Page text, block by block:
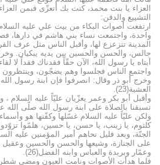
العزاء يا بنت محمد، كنت بك أتعزّى فبمن العزاء
التشييع والدفن:
ارتفعت أصوات البكاء من بيت علي عليه
واحدة، واجتمعت نساء بني هاشم في دارها،
المدينة تتزعزع لها، وأقبل الناس مثل عرف
جالس، والحسن والحسين بين يديه يبكيان.
أبتاه يا رسول الله، الآن حقّاً فقدناك فقداً لا لقاء
واجتمع الناس فجلسوا وهم يضجّون، وينتظرون
وخرج أبو ذر وقال: انصرفوا فإن ابنة رسول
العشية(23).
وأقبل أبو بكر وعمر يعزّيان عليّاً عليه السلام ،
تسبقنا بالصلاة على ابنة رسول الله صلّى الله عليه
ولكن عليّاً عليه السلام غسّلها وكفّنها هو
كلثوم، يا زينب، يا حسن، يا حسين، هلمّوا
على الجنازة، وشيعها والحسن والحسين وعقيل
وعمّار وبريدة والعباس وابنه الفضل(26).
فلما هدأت الأصوات ونامت العيون ومضى شطر